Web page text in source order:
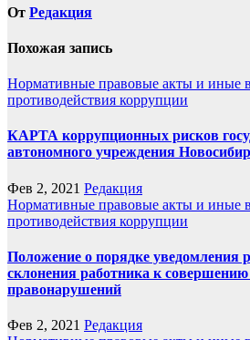
От Редакция
Похожая запись
Нормативные правовые акты и иные
противодействия коррупции
КАРТА коррупционных рисков
автономного учреждения
Фев 2, 2021 Редакция
Нормативные правовые акты и иные
противодействия коррупции
Положение о порядке уведомления
склонения работника к
правонарушений
Фев 2, 2021 Редакция